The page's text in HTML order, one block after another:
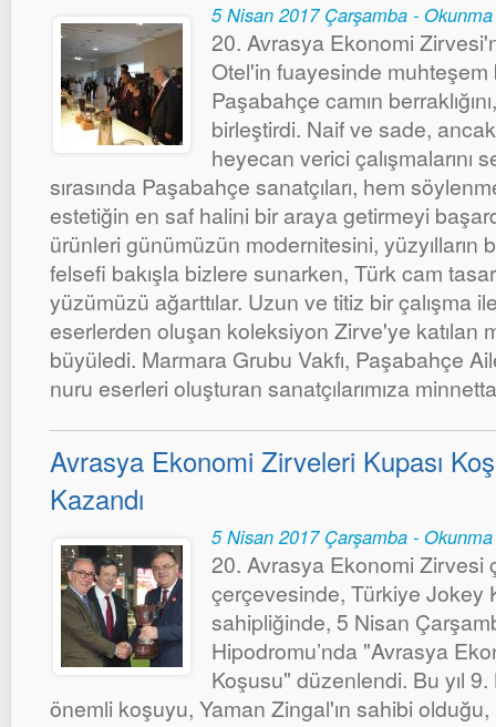
5 Nisan 2017 Çarşamba -
20. Avrasya Ekonomi
Otel'in fuayesinde muhteşem
Paşabahçe camın
birleştirdi. Naif ve sade,
heyecan verici çalışmalarını
sırasında Paşabahçe sanatçıları, hem
estetiğin en saf halini bir araya getirmeyi
ürünleri günümüzün modernitesini, yüzyılların
felsefi bakışla bizlere sunarken, Türk cam
yüzümüzü ağarttılar. Uzun ve titiz bir çalışma
eserlerden oluşan koleksiyon Zirve'ye katılan
büyüledi. Marmara Grubu Vakfı, Paşabahçe
nuru eserleri oluşturan sanatçılarımıza
Avrasya Ekonomi Zirveleri Kupası
Kazandı
5 Nisan 2017 Çarşamba -
20. Avrasya Ekonomi Zirvesi
çerçevesinde, Türkiye Jokey
sahipliğinde, 5 Nisan
Hipodromu’nda "Avrasya
Koşusu" düzenlendi. Bu yıl
önemli koşuyu, Yaman Zingal'ın sahibi